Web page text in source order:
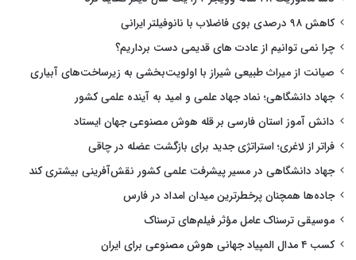
کاهش ۹۸ درصدی بوی فاضلاب با نانوفیلتر ایرانی
چرا نمی توانیم از عادت های قدیمی دست برداریم؟
صیانت از میراث طبیعی شیراز با اولویت‌بخشی به زیرساخت‌های آبیاری
جهاد دانشگاهی؛ نماد جهاد علمی و امید به آینده علمی کشور
دانش آموز استان فارسی بر قله هوش مصنوعی جهان ایستاد
فراتر از لاغری؛ استراتژی جدید برای بازگشت عضله در چاقی
جهاد دانشگاهی در مسیر پیشرفت علمی کشور نقش‌آفرینی بیشتری کند
جاده‌ها همچنان پرخطرترین میدان امداد در فارس
موسیقی ترسناک عامل مؤثر فیلم‌های ترسناک
کسب ۴ مدال المپیاد جهانی هوش مصنوعی برای ایران